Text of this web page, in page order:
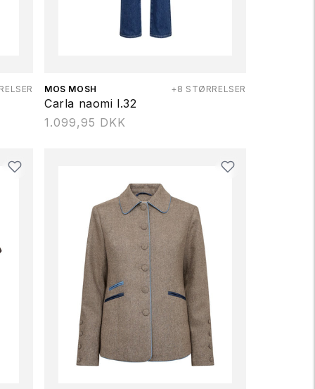
Forhandler:
MOS MOSH +8 STØRRELSER
Carla naomi l.32
Normalpris
1.099,95 DKK